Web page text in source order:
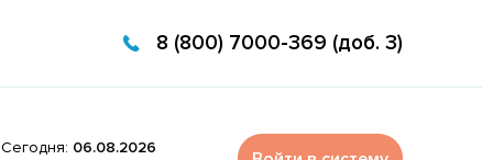
8 (800) 7000-369 (доб. 3)
Сегодня: 06.08.2026